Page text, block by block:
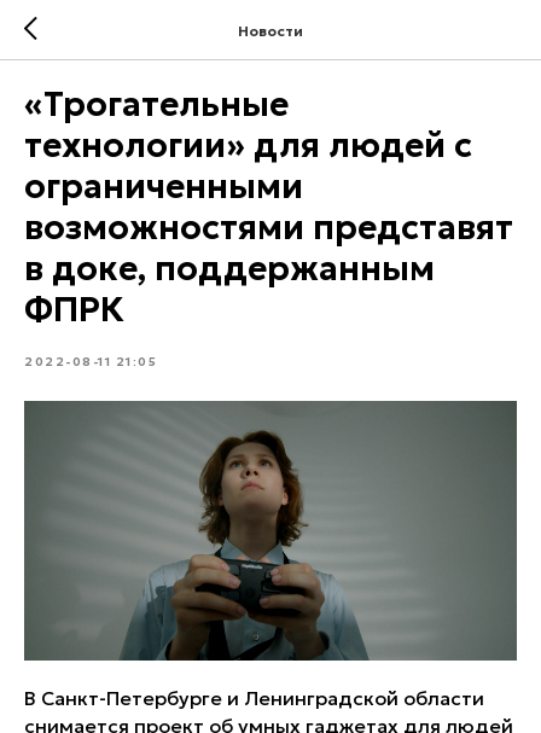
Новости
«Трогательные
технологии» для людей с
ограниченными
возможностями представят
в доке, поддержанным
ФПРК
2022-08-11 21:05
В Санкт-Петербурге и Ленинградской области
снимается проект об умных гаджетах для людей